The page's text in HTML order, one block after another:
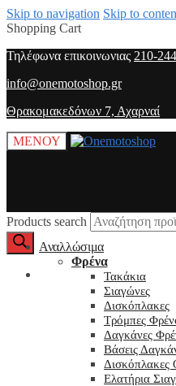
Skip to navigation Skip to
Shopping Cart
Τηλέφωνα επικοινωνιας 210-
info@onemotoshop.gr
Θρακομακεδόνων 7, Αχαρναί
ΜΕΝΟΥ
Products search
O λογαριασμός μου
Αναλλώσιμα
Φρένα
Τακάκια
Σιαγώνες
Δισκόπλακες
Τρόμπες
Δαγκάνες
Βάσεις
Δισκόπλακες
Ελατήρια